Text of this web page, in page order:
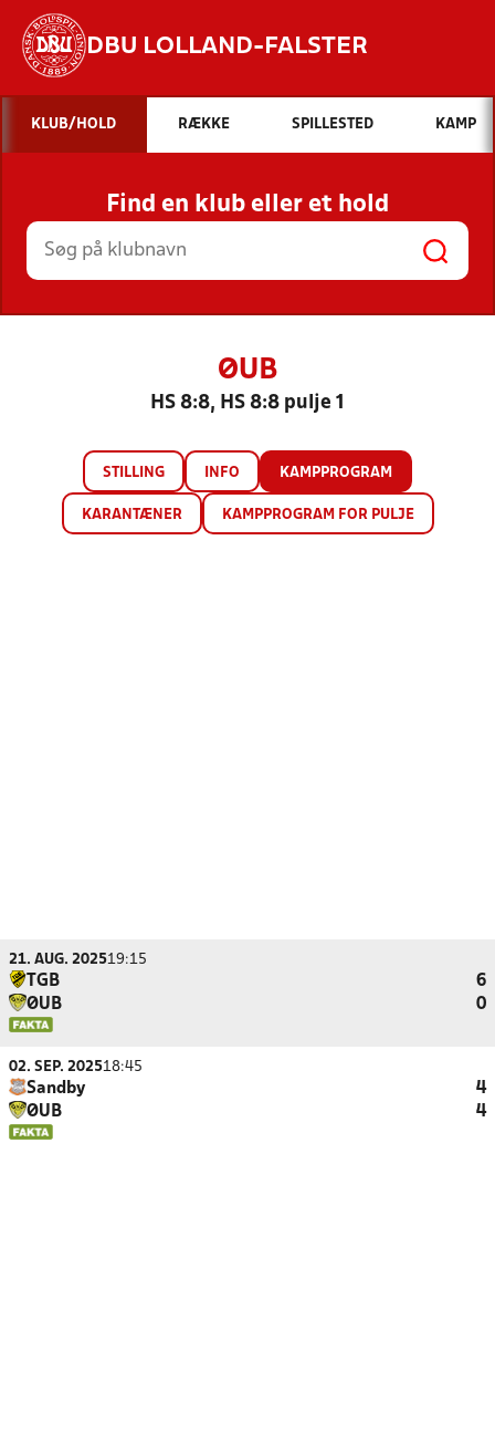
DBU LOLLAND-FALSTER
Hvad vil du søge efter?
INDHOLD OG NYHEDER
STILLINGER, RESULTATER, KLUBBER OG
HOLD
KLUB/HOLD RÆKKE SPILLESTED KAMP
Find en klub eller et hold
ØUB
HS 8:8, HS 8:8 pulje 1
STILLING INFO KAMPPROGRAM
KARANTÆNER KAMPPROGRAM FOR PULJE
21. AUG. 202519:15
TGB
6
ØUB
0
02. SEP. 202518:45
Sandby
4
ØUB
4